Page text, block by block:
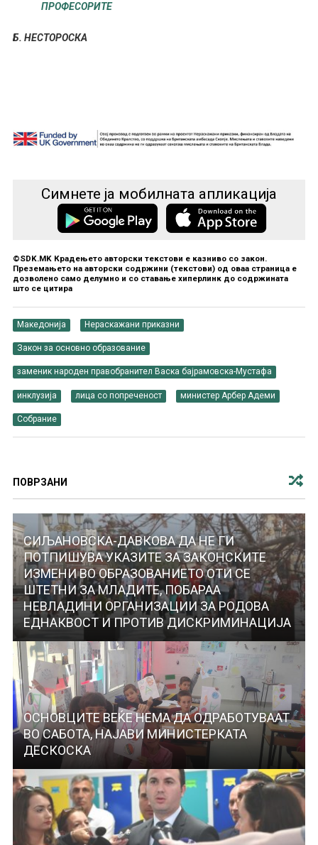
ПРОФЕСОРИТЕ
Б. НЕСТОРОСКА
Симнете ја мобилната апликација
©SDK.MK Крадењето авторски текстови е казниво со закон.
Преземањето на авторски содржини (текстови) од оваа страница е
дозволено само делумно и со ставање хиперлинк до содржината
што се цитира
Македонија Нераскажани приказни
Закон за основно образование
заменик народен правобранител Васка бајрамовска-Мустафа
инклузија лица со попреченост министер Арбер Адеми
Собрание
ПОВРЗАНИ
СИЉАНОВСКА-ДАВКОВА ДА НЕ ГИ
ПОТПИШУВА УКАЗИТЕ ЗА ЗАКОНСКИTE
ИЗМЕНИ ВО ОБРАЗОВАНИЕТО ОТИ СЕ
ШТЕТНИ ЗА МЛАДИТЕ, ПОБАРАА
НЕВЛАДИНИ ОРГАНИЗАЦИИ ЗА РОДОВА
ЕДНАКВОСТ И ПРОТИВ ДИСКРИМИНАЦИЈА
ОСНОВЦИТЕ ВЕЌЕ НЕМА ДА ОДРАБОТУВААТ
ВО САБОТА, НАЈАВИ МИНИСТЕРКАТА
ДЕСКОСКА